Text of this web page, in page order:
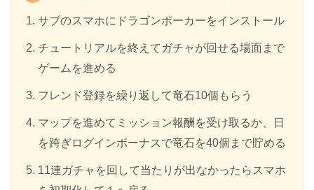
サブのスマホにドラゴンポーカーをインストール
チュートリアルを終えてガチャが回せる場面まで
ゲームを進める
フレンド登録を繰り返して竜石10個もらう
マップを進めてミッション報酬を受け取るか、日
を跨ぎログインボーナスで竜石を40個まで貯める
11連ガチャを回して当たりが出なかったらスマホ